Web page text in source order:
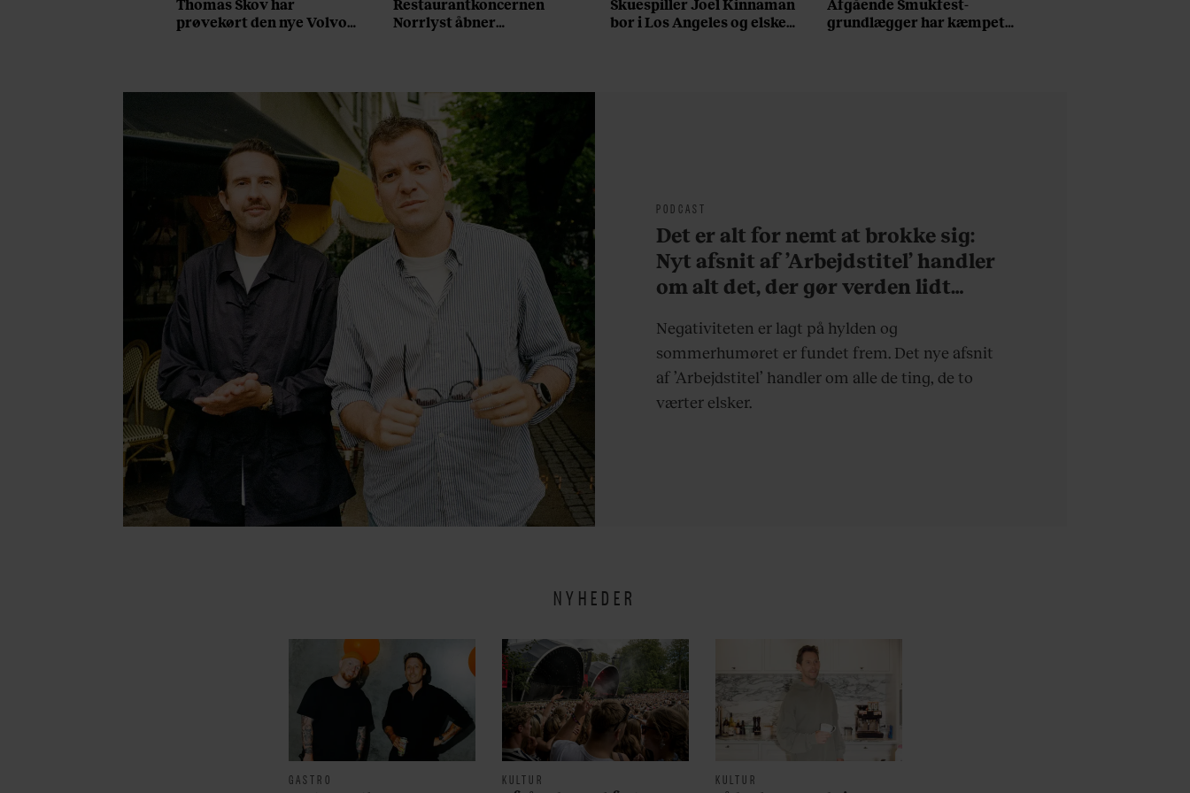
Thomas Skov har
prøvekørt den nye Volvo
Restaurantkoncernen
Norrlyst åbner
Skuespiller Joel Kinnaman
bor i Los Angeles og elsker
Afgående Smukfest-
grundlægger har kæmpet
PODCAST
Det er alt for nemt at brokke sig:
Nyt afsnit af ’Arbejdstitel’ handler
om alt det, der gør verden lidt
Negativiteten er lagt på hylden og
sommerhumøret er fundet frem. Det nye afsnit
af ’Arbejdstitel’ handler om alle de ting, de to
værter elsker.
NYHEDER
GASTRO KULTUR KULTUR